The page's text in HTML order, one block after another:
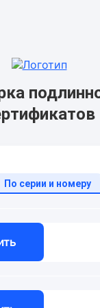
По серии и номеру